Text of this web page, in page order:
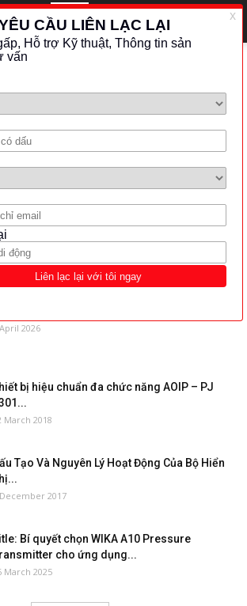
display
2026
bị hiệu chuẩn đa chức năng AOIP – PJ
March 2018
Tạo Và Nguyên Lý Hoạt Động Của Bộ Hiển
2017
Bí quyết chọn WIKA A10 Pressure
cho ứng dụng...
March 2025